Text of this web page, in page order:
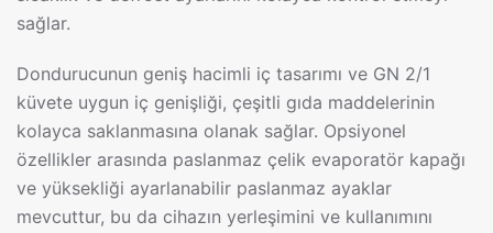
sağlar.
Dondurucunun geniş hacimli iç tasarımı ve GN 2/1
küvete uygun iç genişliği, çeşitli gıda maddelerinin
kolayca saklanmasına olanak sağlar. Opsiyonel
özellikler arasında paslanmaz çelik evaporatör kapağı
ve yüksekliği ayarlanabilir paslanmaz ayaklar
mevcuttur, bu da cihazın yerleşimini ve kullanımını